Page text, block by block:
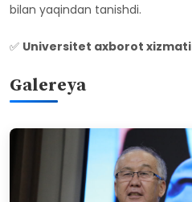
bilan yaqindan tanishdi.
✅ Universitet axborot xizmati
Galereya